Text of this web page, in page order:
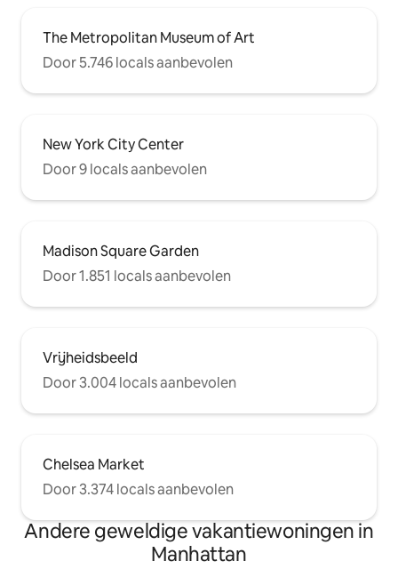
The Metropolitan Museum of Art
Door 5.746 locals aanbevolen
New York City Center
Door 9 locals aanbevolen
Madison Square Garden
Door 1.851 locals aanbevolen
Vrijheidsbeeld
Door 3.004 locals aanbevolen
Chelsea Market
Door 3.374 locals aanbevolen
Andere geweldige vakantiewoningen in
Manhattan